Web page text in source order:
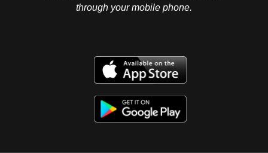
through your mobile phone.